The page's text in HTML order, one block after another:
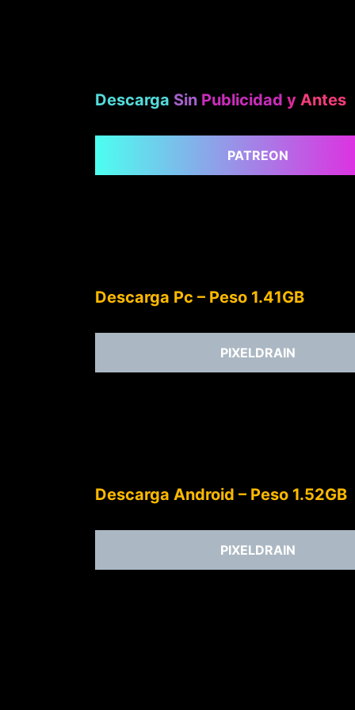
Descarga Sin Publicidad y Antes
PATREON
Descarga Pc – Peso 1.41GB
PIXELDRAIN
Descarga Android – Peso 1.52GB
PIXELDRAIN